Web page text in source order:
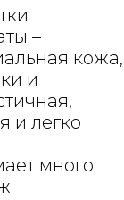
–
кожа,
и
и легко
много